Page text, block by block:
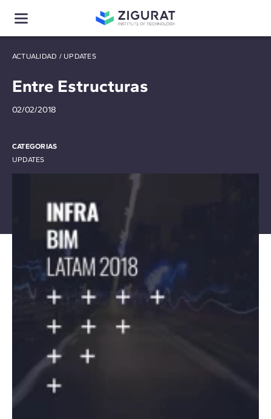
ACTUALIDAD / UPDATES
Entre Estructuras
02/02/2018
CATEGORIAS
UPDATES